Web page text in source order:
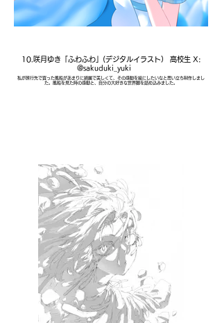
10.咲月ゆき「ふわふわ」(デジタルイラスト） 高校生 X:
@sakuduki_yuki
私が旅行先で買った風船があまりに綺麗で美しくて、その感動を絵にしたいなと思い立ち制作しまし
た。風船を見た時の感動と、自分の大好きな世界観を詰め込みました。